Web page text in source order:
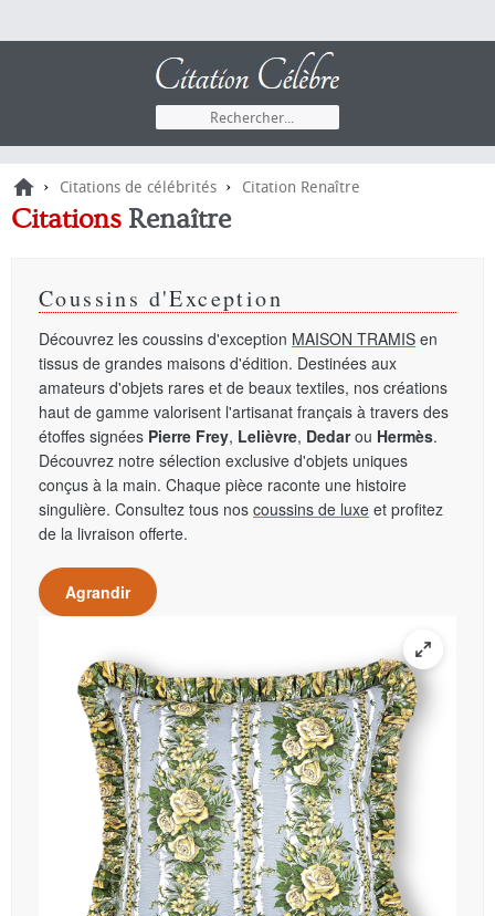
› Citations de célébrités › Citation Renaître
Citations Renaître
Coussins d'Exception
Découvrez les coussins d'exception MAISON TRAMIS en
tissus de grandes maisons d'édition. Destinées aux
amateurs d'objets rares et de beaux textiles, nos créations
haut de gamme valorisent l'artisanat français à travers des
étoffes signées Pierre Frey, Lelièvre, Dedarou Hermès.
Découvrez notre sélection exclusive d'objets uniques
conçus à la main. Chaque pièce raconte une histoire
singulière. Consultez tous nos coussins de luxe et profitez
de la livraison offerte.
Agrandir